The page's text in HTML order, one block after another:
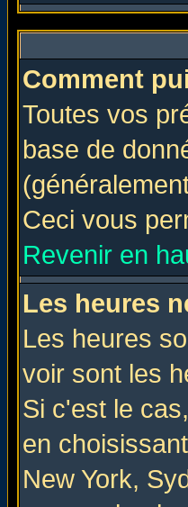
Comment
Toutes vos
base de
Ceci vous
Revenir en
Les heures
Les heures
voir sont les
Si c'est le
en
New York,